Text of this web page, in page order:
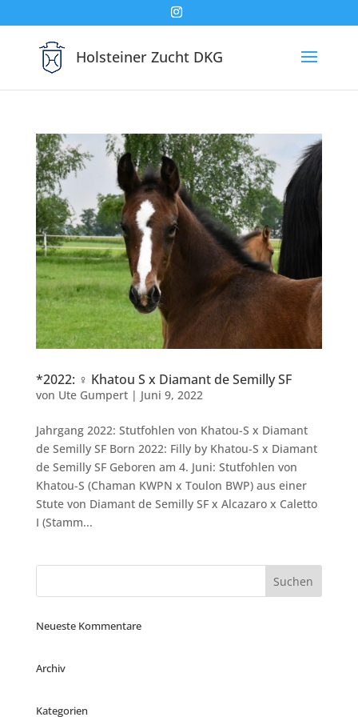
Holsteiner Zucht DKG
*2022: ♀ Khatou S x Diamant de Semilly SF
von Ute Gumpert| Juni 9, 2022
Jahrgang 2022: Stutfohlen von Khatou-S x Diamant
de Semilly SF Born 2022: Filly by Khatou-S x Diamant
de Semilly SF Geboren am 4. Juni: Stutfohlen von
Khatou-S (Chaman KWPN x Toulon BWP) aus einer
Stute von Diamant de Semilly SF x Alcazaro x Caletto
I (Stamm...
Neueste Kommentare
Archiv
Kategorien